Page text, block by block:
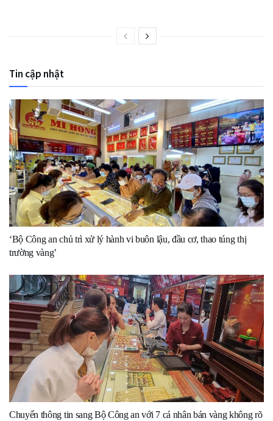
Tin cập nhật
‘Bộ Công an chủ trì xử lý hành vi buôn lậu, đầu cơ, thao túng thị
trường vàng’
Chuyển thông tin sang Bộ Công an với 7 cá nhân bán vàng không rõ